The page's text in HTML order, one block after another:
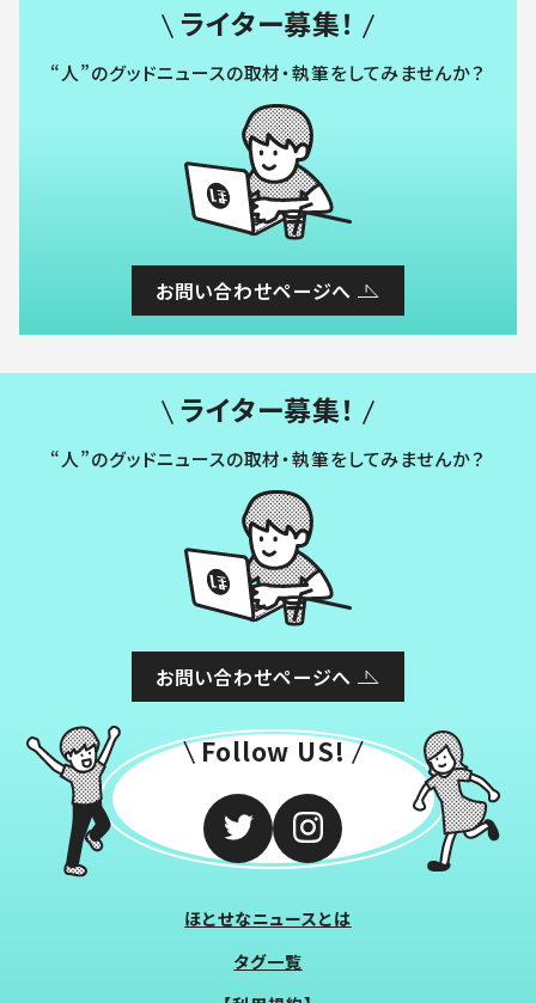
ライター募集！
“人”のグッドニュースの取材・執筆をしてみませんか？
お問い合わせページへ
ライター募集！
“人”のグッドニュースの取材・執筆をしてみませんか？
お問い合わせページへ
Follow US!
ほとせなニュースとは
タグ一覧